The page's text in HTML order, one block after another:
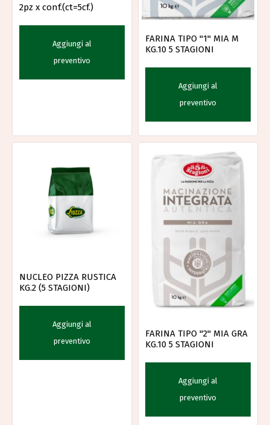
2pz x conf.(ct=5cf.)
Aggiungi al
preventivo
FARINA TIPO "1" MIA M
KG.10 5 STAGIONI
Aggiungi al
preventivo
NUCLEO PIZZA RUSTICA
KG.2 (5 STAGIONI)
Aggiungi al
preventivo
FARINA TIPO "2" MIA GRA
KG.10 5 STAGIONI
Aggiungi al
preventivo